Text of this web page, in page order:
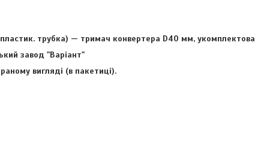
трубка) — тримач конвертера D40 мм,
завод "Варіант"
вигляді (в пакетиці).